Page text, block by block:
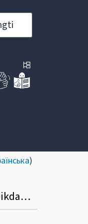
)
Kokį mokesčių mokėtojų kodą turi nurodyti užsienio vieneto filialas, veikiantis Lietuvoje per nuolatinę buveinę, teikdamas metinę pelno mokesčio deklaraciją?